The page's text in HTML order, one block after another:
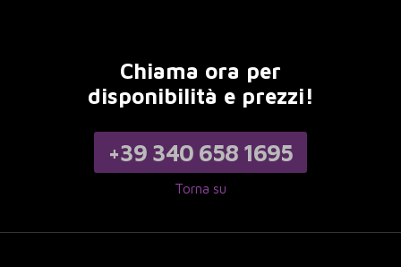
Chiama ora per
disponibilità e prezzi!
+39 340 658 1695
Torna su